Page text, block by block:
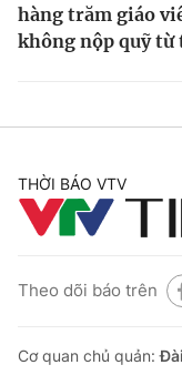
hàng trăm giáo
không nộp quỹ từ
THỜI BÁO VTV
Theo dõi báo trên
Cơ quan chủ quản: